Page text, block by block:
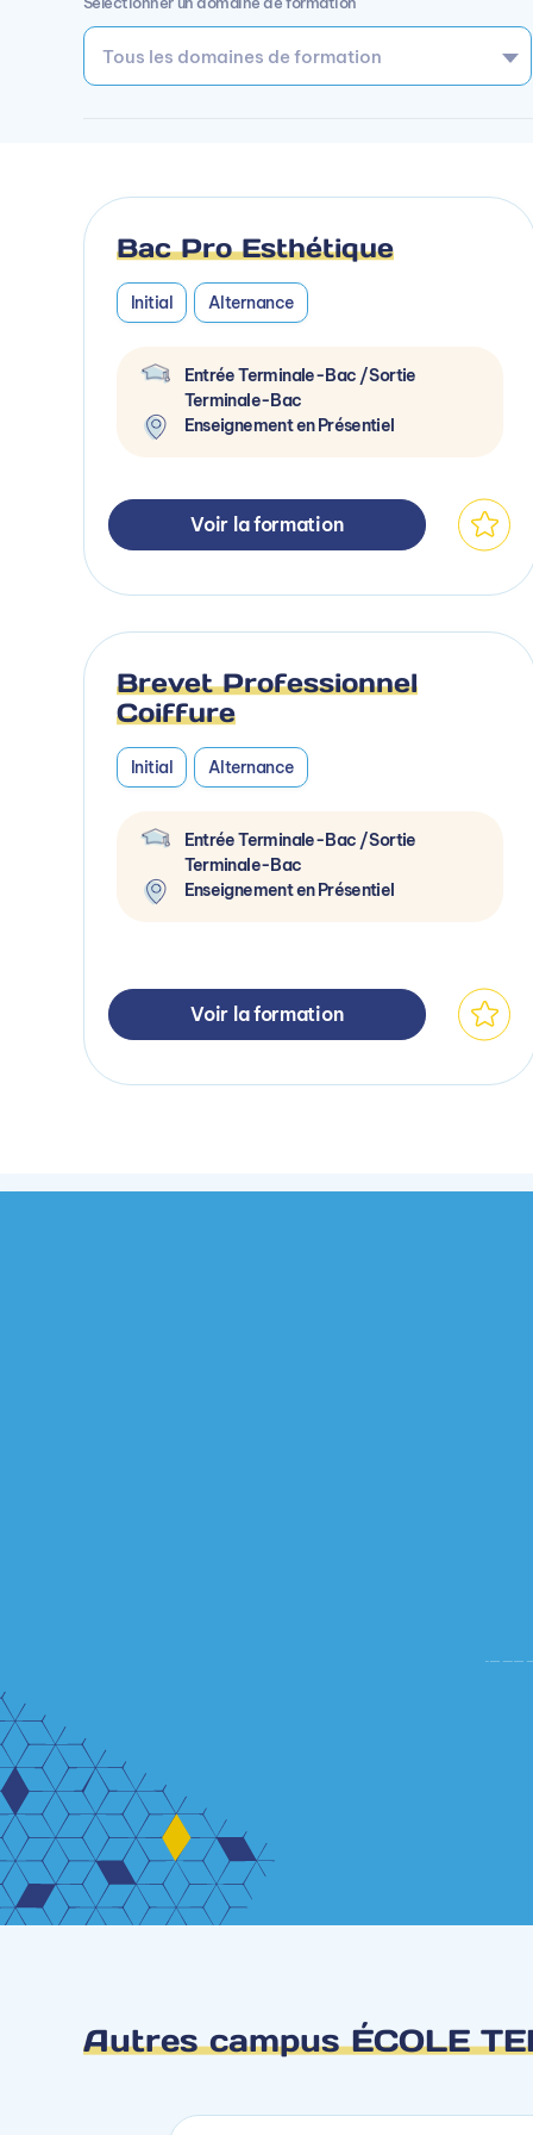
Bac Pro Esthétique
Initial Alternance
Entrée Terminale-Bac / Sortie
Terminale-Bac
Enseignement en Présentiel
Voir la formation
Brevet Professionnel
Coiffure
Initial Alternance
Entrée Terminale-Bac / Sortie
Terminale-Bac
Enseignement en Présentiel
Voir la formation
Autres campus ÉCOLE